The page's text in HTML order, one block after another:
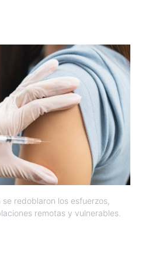
redoblaron los esfuerzos,
remotas y vulnerables.